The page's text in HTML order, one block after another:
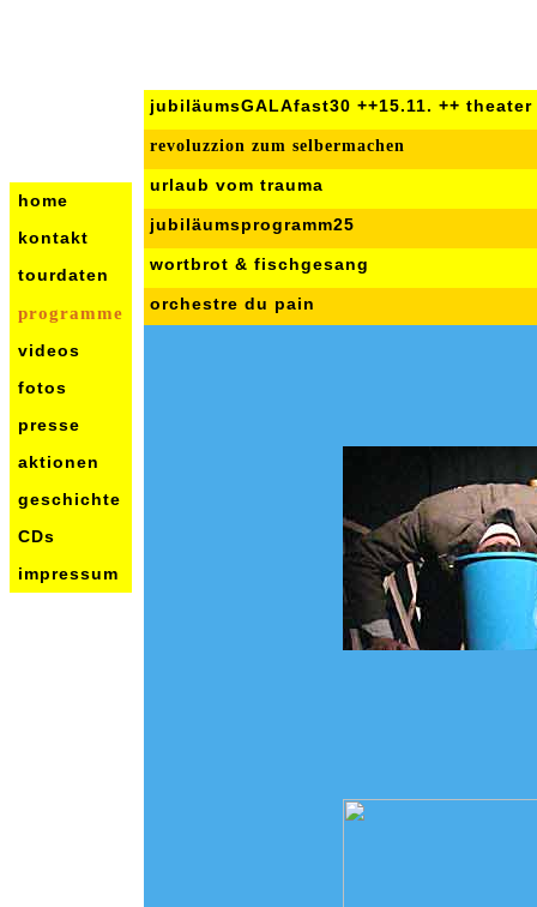
home
kontakt
tourdaten
programme
videos
fotos
presse
aktionen
geschichte
CDs
impressum
jubiläumsGALAfast30 ++15.11. ++
revoluzzion zum selbermachen
urlaub vom trauma
jubiläumsprogramm25
wortbrot & fischgesang
orchestre du pain